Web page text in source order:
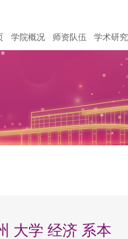
学院概况 师资队伍 学术研究
大学 经济 系本